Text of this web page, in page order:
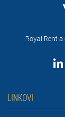
Royal Rent
LINKOVI